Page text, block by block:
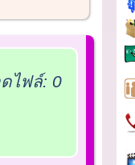
ไฟล์: 0